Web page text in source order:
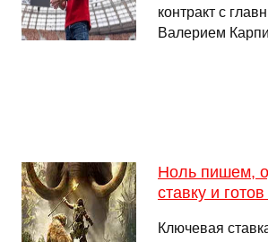
контракт с
Валерием
Ноль пишем,
ставку и
Ключевая